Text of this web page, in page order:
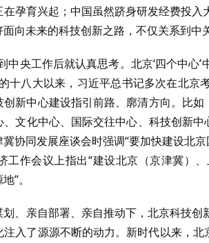
孕育兴起；中国虽然跻身研发经费投
向未来的科技创新之路，不仅关系到中
中央工作后就认真思考。北京‘四个中心
十八大以来，习近平总书记多次在北
新中心建设指引前路、廓清方向。比
文化中心、国际交往中心、科技创新
协同发展座谈会时强调“要加快建设北
工作会议上指出“建设北京（京津冀）
”。
、亲自部署、亲自推动下，北京科技
入了源源不断的动力。新时代以来，